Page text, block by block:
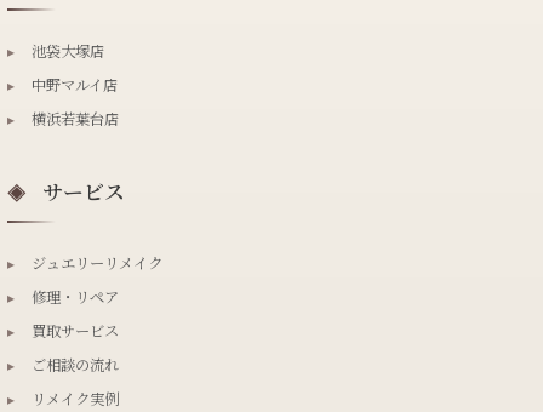
▸
池袋大塚店
▸
中野マルイ店
▸
横浜若葉台店
◈ サービス
▸
ジュエリーリメイク
▸
修理・リペア
▸
買取サービス
▸
ご相談の流れ
▸
リメイク実例